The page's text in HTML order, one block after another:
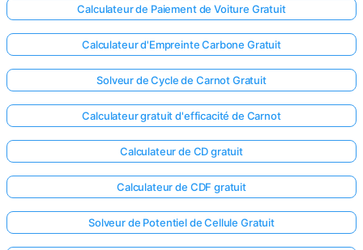
Calculateur de Paiement de Voiture Gratuit
Calculateur d'Empreinte Carbone Gratuit
Solveur de Cycle de Carnot Gratuit
Calculateur gratuit d'efficacité de Carnot
Calculateur de CD gratuit
Calculateur de CDF gratuit
Solveur de Potentiel de Cellule Gratuit